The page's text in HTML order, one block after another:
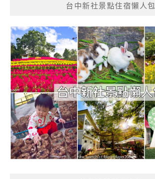
台中新社景點住宿懶人包